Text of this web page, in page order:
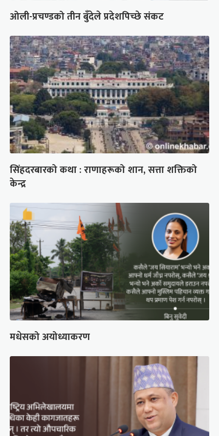
ओली-प्रचण्डको तीन बुँदेले प्रदेशपिच्छे संकट
सिंहदरबारको कथा : राणाहरूको शान, सत्ता शक्तिको
केन्द्र
मधेसको अयोध्याकरण